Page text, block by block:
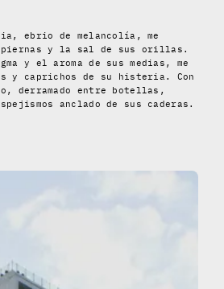
ebrio de melancolía, me
piernas y la sal de sus orillas.
y el aroma de sus medias, me
y caprichos de su histeria. Con
derramado entre botellas,
anclado de sus caderas.